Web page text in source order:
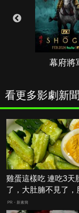
幕府將
看更多影劇新聞
雞蛋這樣吃 連吃3天
了，大肚腩不見了，
了！
PR・新素簡